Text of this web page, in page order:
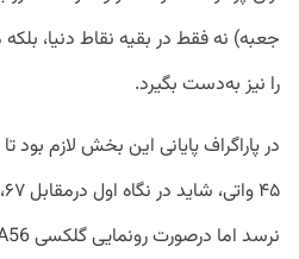
جعبه) نه فقط در بقیه نقاط دنیا،
را نیز به‌دست بگیرد.
در پاراگراف پایانی این بخش لازم بود